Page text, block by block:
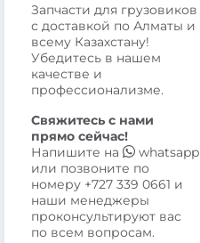
Запчасти для грузовиков
с доставкой по Алматы и
всему Казахстану!
Убедитесь в нашем
качестве и
профессионализме.
Свяжитесь с нами
прямо сейчас!
Напишите на
whatsapp
или позвоните по
номеру +727 339 0661 и
наши менеджеры
проконсультируют вас
по всем вопросам.